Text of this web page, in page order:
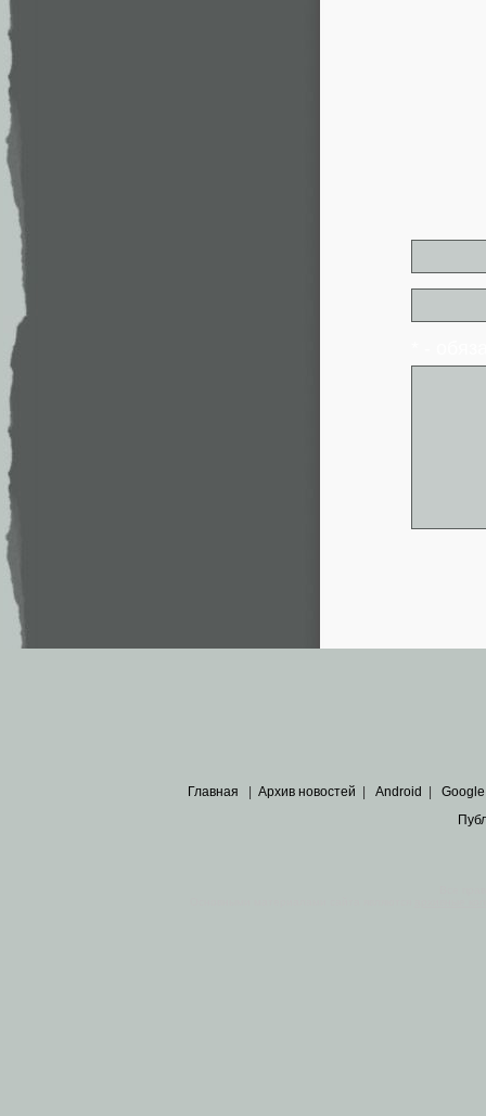
Главная | Архив новостей | Android | Google